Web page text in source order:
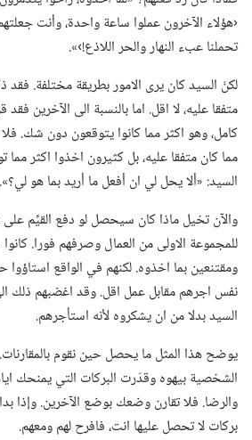
‹هؤلاء الآخرون عملوا ساعة واحدة،‏ وأنت
تحملنا عبء النهار والحر اللاذع!‏›».‏
لكنّ السيد كان يرى الامور بطريقة مختلفة.‏ فقد
متفقا عليه،‏ لا اقل.‏ اما بالنسبة الى الآخرين
كامل،‏ وهو اكثر مما كانوا يتوقعون دون شك.‏
مما كان متفقا عليه،‏ بل كثيرون اخذوا اكثر مما
السيد:‏ «ألا يحل لي ان أفعل ما أريد بما هو لي؟‏».‏
والآن تخيل ماذا كان سيحصل لو دفع القيِّم
للمجموعة الاولى من العمال وصرفهم فورا.‏
ومقتنعين بما اخذوه.‏ لكنهم في الواقع استاؤوا
نفس اجرهم مقابل عمل اقل.‏ وقد اغضبهم ذلك
السيد بدلا من ان يشكروه لأنه استأجرهم.‏
يوضح هذا المثل ما يحصل حين نقوم
الشخصية بيهوه وقدّرت البركات التي يمنحك
والرضا.‏ فلا تقارن وضعك بوضع الآخرين.‏ وإذا
بركات لا تحصل عليها انت،‏ فافرح لهم ومعهم.‏